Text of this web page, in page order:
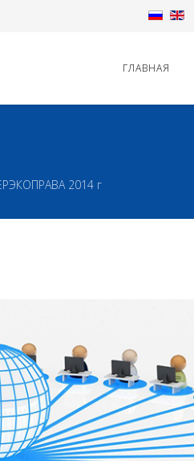
ГЛАВНАЯ
2014 г